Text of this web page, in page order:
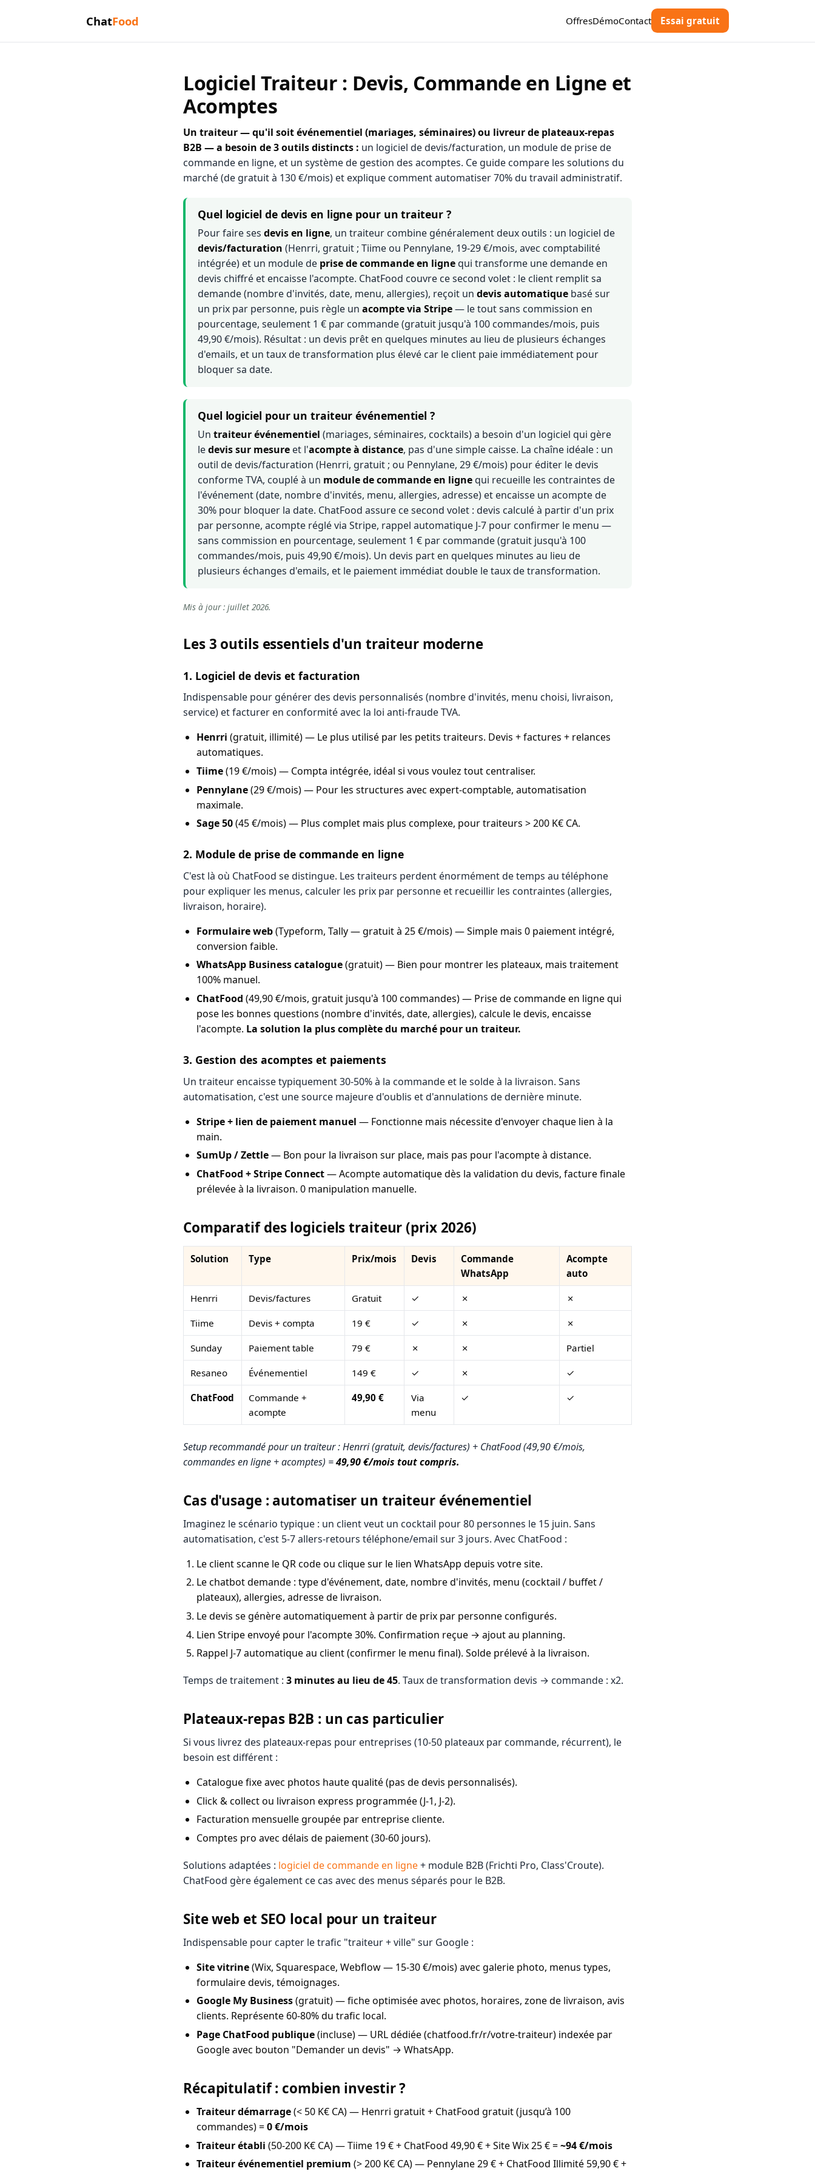
ChatFood OffresDémoContact Essai gratuit
Logiciel Traiteur : Devis, Commande en Ligne et
Acomptes
Un traiteur — qu'il soit événementiel (mariages, séminaires) ou livreur de plateaux-repas
B2B — a besoin de 3 outils distincts : un logiciel de devis/facturation, un module de prise de
commande en ligne, et un système de gestion des acomptes. Ce guide compare les solutions du
marché (de gratuit à 130 €/mois) et explique comment automatiser 70% du travail administratif.
Quel logiciel de devis en ligne pour un traiteur ?
Pour faire ses devis en ligne, un traiteur combine généralement deux outils : un logiciel de
devis/facturation (Henrri, gratuit ; Tiime ou Pennylane, 19-29 €/mois, avec comptabilité
intégrée) et un module de prise de commande en lignequi transforme une demande en
devis chiffré et encaisse l'acompte. ChatFood couvre ce second volet : le client remplit sa
demande (nombre d'invités, date, menu, allergies), reçoit un devis automatique basé sur
un prix par personne, puis règle un acompte via Stripe— le tout sans commission en
pourcentage, seulement 1 € par commande (gratuit jusqu'à 100 commandes/mois, puis
49,90 €/mois). Résultat : un devis prêt en quelques minutes au lieu de plusieurs échanges
d'emails, et un taux de transformation plus élevé car le client paie immédiatement pour
bloquer sa date.
Quel logiciel pour un traiteur événementiel ?
Un traiteur événementiel (mariages, séminaires, cocktails) a besoin d'un logiciel qui gère
ledevis sur mesure et l'acompte à distance, pas d'une simple caisse. La chaîne idéale : un
outil de devis/facturation (Henrri, gratuit ; ou Pennylane, 29 €/mois) pour éditer le devis
conforme TVA, couplé à un module de commande en lignequi recueille les contraintes de
l'événement (date, nombre d'invités, menu, allergies, adresse) et encaisse un acompte de
30% pour bloquer la date. ChatFood assure ce second volet : devis calculé à partir d'un prix
par personne, acompte réglé via Stripe, rappel automatique J-7 pour confirmer le menu —
sans commission en pourcentage, seulement 1 € par commande (gratuit jusqu'à 100
commandes/mois, puis 49,90 €/mois). Un devis part en quelques minutes au lieu de
plusieurs échanges d'emails, et le paiement immédiat double le taux de transformation.
Mis à jour : juillet 2026.
Les 3 outils essentiels d'un traiteur moderne
1. Logiciel de devis et facturation
Indispensable pour générer des devis personnalisés (nombre d'invités, menu choisi, livraison,
service) et facturer en conformité avec la loi anti-fraude TVA.
Henrri (gratuit, illimité) — Le plus utilisé par les petits traiteurs. Devis + factures + relances
automatiques.
Tiime(19 €/mois) — Compta intégrée, idéal si vous voulez tout centraliser.
Pennylane(29 €/mois) — Pour les structures avec expert-comptable, automatisation
maximale.
Sage 50(45 €/mois) — Plus complet mais plus complexe, pour traiteurs > 200 K€ CA.
2. Module de prise de commande en ligne
C'est là où ChatFood se distingue. Les traiteurs perdent énormément de temps au téléphone
pour expliquer les menus, calculer les prix par personne et recueillir les contraintes (allergies,
livraison, horaire).
Formulaire web(Typeform, Tally — gratuit à 25 €/mois) — Simple mais 0 paiement intégré,
conversion faible.
WhatsApp Business catalogue(gratuit) — Bien pour montrer les plateaux, mais traitement
100% manuel.
ChatFood (49,90 €/mois, gratuit jusqu'à 100 commandes) — Prise de commande en ligne qui
pose les bonnes questions (nombre d'invités, date, allergies), calcule le devis, encaisse
l'acompte. La solution la plus complète du marché pour un traiteur.
3. Gestion des acomptes et paiements
Un traiteur encaisse typiquement 30-50% à la commande et le solde à la livraison. Sans
automatisation, c'est une source majeure d'oublis et d'annulations de dernière minute.
Stripe + lien de paiement manuel — Fonctionne mais nécessite d'envoyer chaque lien à la
main.
SumUp / Zettle— Bon pour la livraison sur place, mais pas pour l'acompte à distance.
ChatFood + Stripe Connect— Acompte automatique dès la validation du devis, facture finale
prélevée à la livraison. 0 manipulation manuelle.
Comparatif des logiciels traiteur (prix 2026)
Solution Type Prix/mois Devis
Commande
WhatsApp
Acompte
auto
Henrri Devis/factures Gratuit ✓ ✗ ✗
Tiime Devis + compta 19 € ✓ ✗ ✗
Sunday Paiement table 79 € ✗ ✗ Partiel
Resaneo Événementiel 149 € ✓ ✗ ✓
ChatFood
Commande +
acompte
49,90 €
Via
menu
✓ ✓
Setup recommandé pour un traiteur : Henrri (gratuit, devis/factures) + ChatFood (49,90 €/mois,
commandes en ligne + acomptes) =49,90 €/mois tout compris.
Cas d'usage : automatiser un traiteur événementiel
Imaginez le scénario typique : un client veut un cocktail pour 80 personnes le 15 juin. Sans
automatisation, c'est 5-7 allers-retours téléphone/email sur 3 jours. Avec ChatFood :
Le client scanne le QR code ou clique sur le lien WhatsApp depuis votre site.
Le chatbot demande : type d'événement, date, nombre d'invités, menu (cocktail / buffet /
plateaux), allergies, adresse de livraison.
Le devis se génère automatiquement à partir de prix par personne configurés.
Lien Stripe envoyé pour l'acompte 30%. Confirmation reçue → ajout au planning.
Rappel J-7 automatique au client (confirmer le menu final). Solde prélevé à la livraison.
Temps de traitement : 3 minutes au lieu de 45. Taux de transformation devis → commande : x2.
Plateaux-repas B2B : un cas particulier
Si vous livrez des plateaux-repas pour entreprises (10-50 plateaux par commande, récurrent), le
besoin est différent :
Catalogue fixe avec photos haute qualité (pas de devis personnalisés).
Click & collect ou livraison express programmée (J-1, J-2).
Facturation mensuelle groupée par entreprise cliente.
Comptes pro avec délais de paiement (30-60 jours).
Solutions adaptées : logiciel de commande en ligne+ module B2B (Frichti Pro, Class'Croute).
ChatFood gère également ce cas avec des menus séparés pour le B2B.
Site web et SEO local pour un traiteur
Indispensable pour capter le trafic "traiteur + ville" sur Google :
Site vitrine(Wix, Squarespace, Webflow — 15-30 €/mois) avec galerie photo, menus types,
formulaire devis, témoignages.
Google My Business(gratuit) — fiche optimisée avec photos, horaires, zone de livraison, avis
clients. Représente 60-80% du trafic local.
Page ChatFood publique(incluse) — URL dédiée (chatfood.fr/r/votre-traiteur) indexée par
Google avec bouton "Demander un devis" → WhatsApp.
Récapitulatif : combien investir ?
Traiteur démarrage(< 50 K€ CA) — Henrri gratuit + ChatFood gratuit (jusqu’à 100
commandes) =0 €/mois
Traiteur établi (50-200 K€ CA) — Tiime 19 € + ChatFood 49,90 € + Site Wix 25 € =~94 €/mois
Traiteur événementiel premium (> 200 K€ CA) — Pennylane 29 € + ChatFood Illimité 59,90 € +